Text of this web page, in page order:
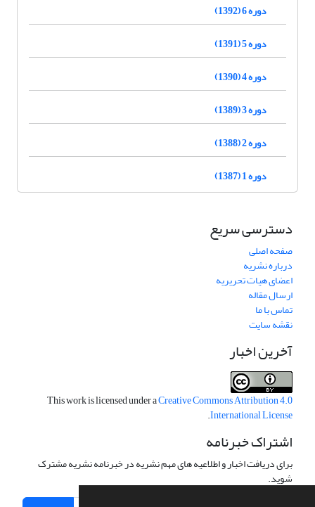
دوره 6 (1392)
دوره 5 (1391)
دوره 4 (1390)
دوره 3 (1389)
دوره 2 (1388)
دوره 1 (1387)
دسترسی سریع
صفحه اصلی
درباره نشریه
اعضای هیات تحریریه
ارسال مقاله
تماس با ما
نقشه سایت
آخرین اخبار
This work is licensed under aCreative Commons Attribution 4.0
International License
.
اشتراک خبرنامه
برای دریافت اخبار و اطلاعیه های مهم نشریه در خبرنامه نشریه مشترک
شوید.